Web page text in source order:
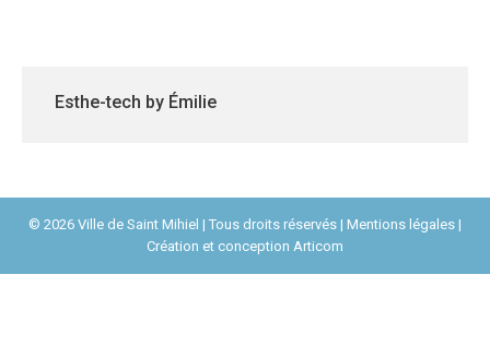
Esthe-tech by Émilie
© 2026 Ville de Saint Mihiel | Tous droits réservés | Mentions légales |
Création et conception Articom